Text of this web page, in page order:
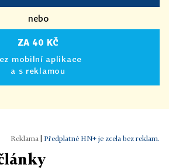
nebo
ZA 40 KČ
mobilní aplikace
a s reklamou
Předplatné HN+ je zcela bez reklam.